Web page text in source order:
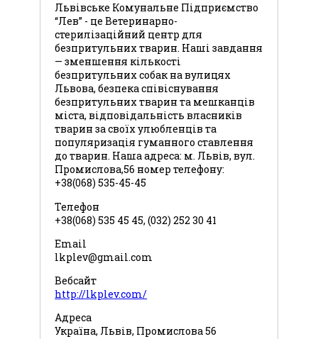
Львівське Комунальне Підприємство
“Лев” - це Ветеринарно-
стерилізаційний центр для
безпритульних тварин. Наші завдання
— зменшення кількості
безпритульних собак на вулицях
Львова, безпека співіснування
безпритульних тварин та мешканців
міста, відповідальність власників
тварин за своїх улюбленців та
популяризація гуманного ставлення
до тварин. Наша адреса: м. Львів, вул.
Промислова,56 номер телефону:
+38(068) 535-45-45
Телефон
+38(068) 535 45 45, (032) 252 30 41
Email
lkplev@gmail.com
Вебсайт
http://lkplev.com/
Адреса
Україна, Львів, Промислова 56